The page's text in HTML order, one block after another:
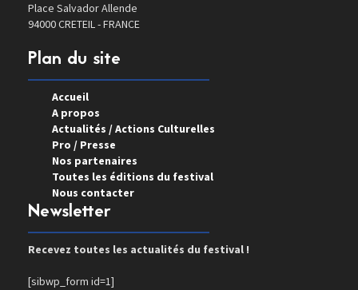
Place Salvador Allende
94000 CRETEIL - FRANCE
Plan du site
Accueil
A propos
Actualités / Actions Culturelles
Pro / Presse
Nos partenaires
Toutes les éditions du festival
Nous contacter
Newsletter
Recevez toutes les actualités du festival !
[sibwp_form id=1]